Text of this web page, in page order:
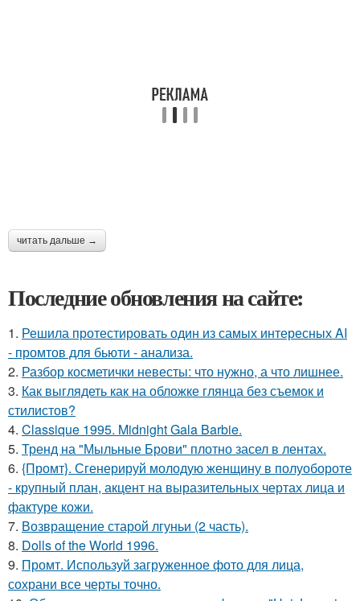
читать дальше →
Последние обновления на сайте:
1. Решила протестировать один из самых интересных AI
- промтов для бьюти - анализа.
2. Разбор косметички невесты: что нужно, а что лишнее.
3. Как выглядеть как на обложке глянца без съемок и
стилистов?
4. Classique 1995. Midnight Gala Barbie.
5. Тренд на "Мыльные Брови" плотно засел в лентах.
6. {Промт}. Сгенерируй молодую женщину в полуобороте
- крупный план, акцент на выразительных чертах лица и
фактуре кожи.
7. Возвращение старой лгуньи (2 часть).
8. Dolls of the World 1996.
9. Промт. Используй загруженное фото для лица,
сохрани все черты точно.